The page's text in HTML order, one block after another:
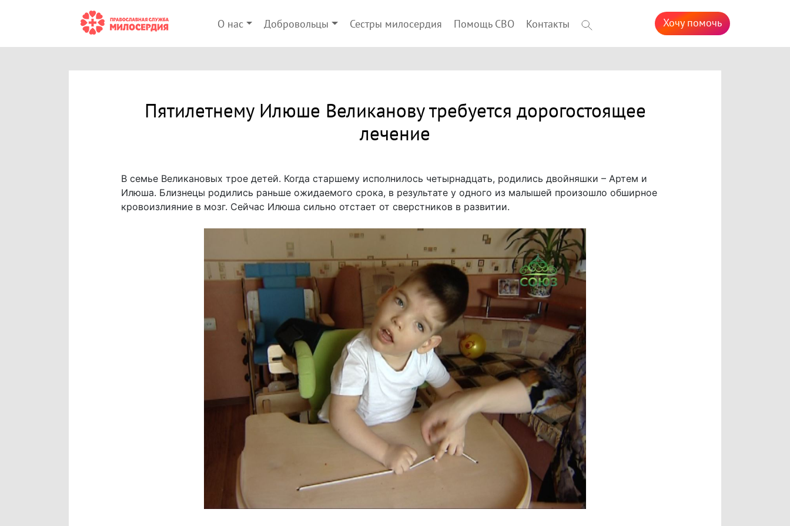
О нас Добровольцы Сестры милосердия Помощь СВО Контакты Хочу помочь
Пятилетнему Илюше Великанову требуется дорогостоящее
лечение
В семье Великановых трое детей. Когда старшему исполнилось четырнадцать, родились двойняшки – Артем и
Илюша. Близнецы родились раньше ожидаемого срока, в результате у одного из малышей произошло обширное
кровоизлияние в мозг. Сейчас Илюша сильно отстает от сверстников в развитии.